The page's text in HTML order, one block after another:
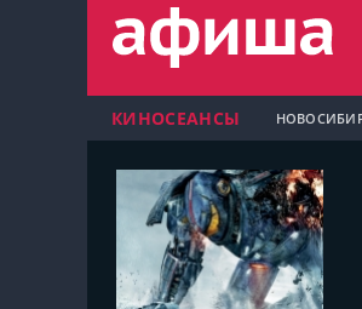
Мой профиль на
Мои события
Мои тусовки
КИНОСЕАНСЫ